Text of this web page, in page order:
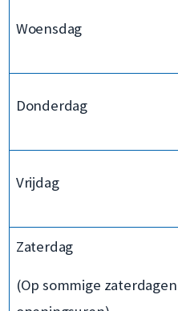
Woensdag
Donderdag
Vrijdag
Zaterdag
(Op sommige